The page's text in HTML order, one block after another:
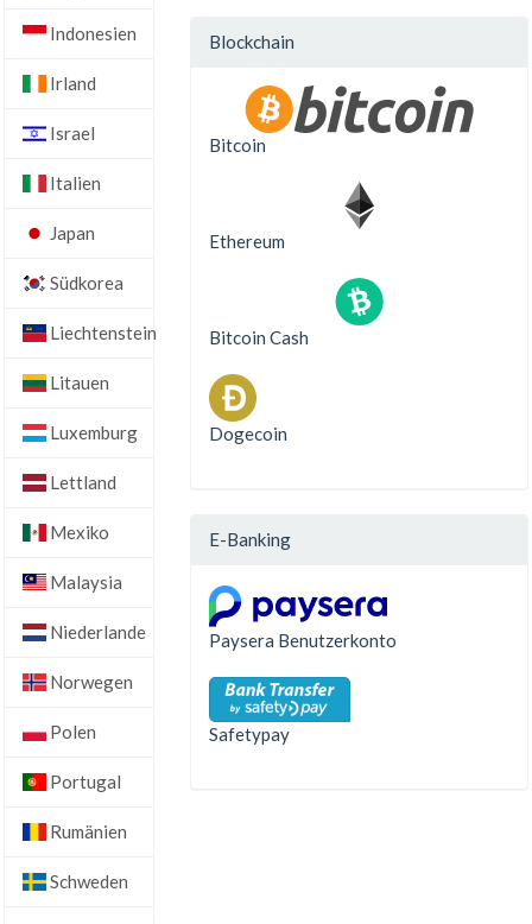
Indonesien
Irland
Israel
Italien
Japan
Südkorea
Liechtenstein
Litauen
Luxemburg
Lettland
Mexiko
Malaysia
Niederlande
Norwegen
Polen
Portugal
Rumänien
Schweden
Blockchain
Bitcoin
Ethereum
Bitcoin Cash
Dogecoin
E-Banking
Paysera Benutzerkonto
Safetypay